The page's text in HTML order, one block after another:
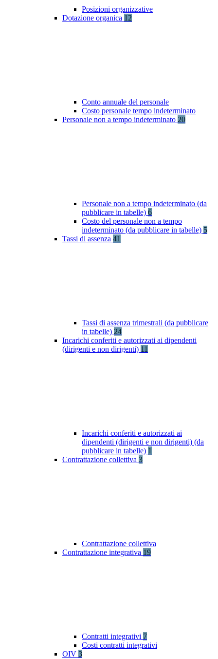
Posizioni organizzative
Dotazione organica 12
Conto annuale del personale
Costo personale tempo indeterminato
Personale non a tempo indeterminato 20
Personale non a tempo indeterminato (da
pubblicare in tabelle) 6
Costo del personale non a tempo
indeterminato (da pubblicare in tabelle) 5
Tassi di assenza 41
Tassi di assenza trimestrali (da pubblicare
in tabelle) 24
Incarichi conferiti e autorizzati ai dipendenti
(dirigenti e non dirigenti) 11
Incarichi conferiti e autorizzati ai
dipendenti (dirigenti e non dirigenti) (da
pubblicare in tabelle) 1
Contrattazione collettiva 3
Contrattazione collettiva
Contrattazione integrativa 19
Contratti integrativi 7
Costi contratti integrativi
OIV 3